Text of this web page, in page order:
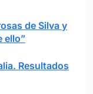
de Silva y
ello”
Resultados